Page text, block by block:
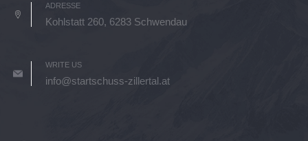
ADRESSE
Kohlstatt 260, 6283 Schwendau
WRITE US
info@startschuss-zillertal.at